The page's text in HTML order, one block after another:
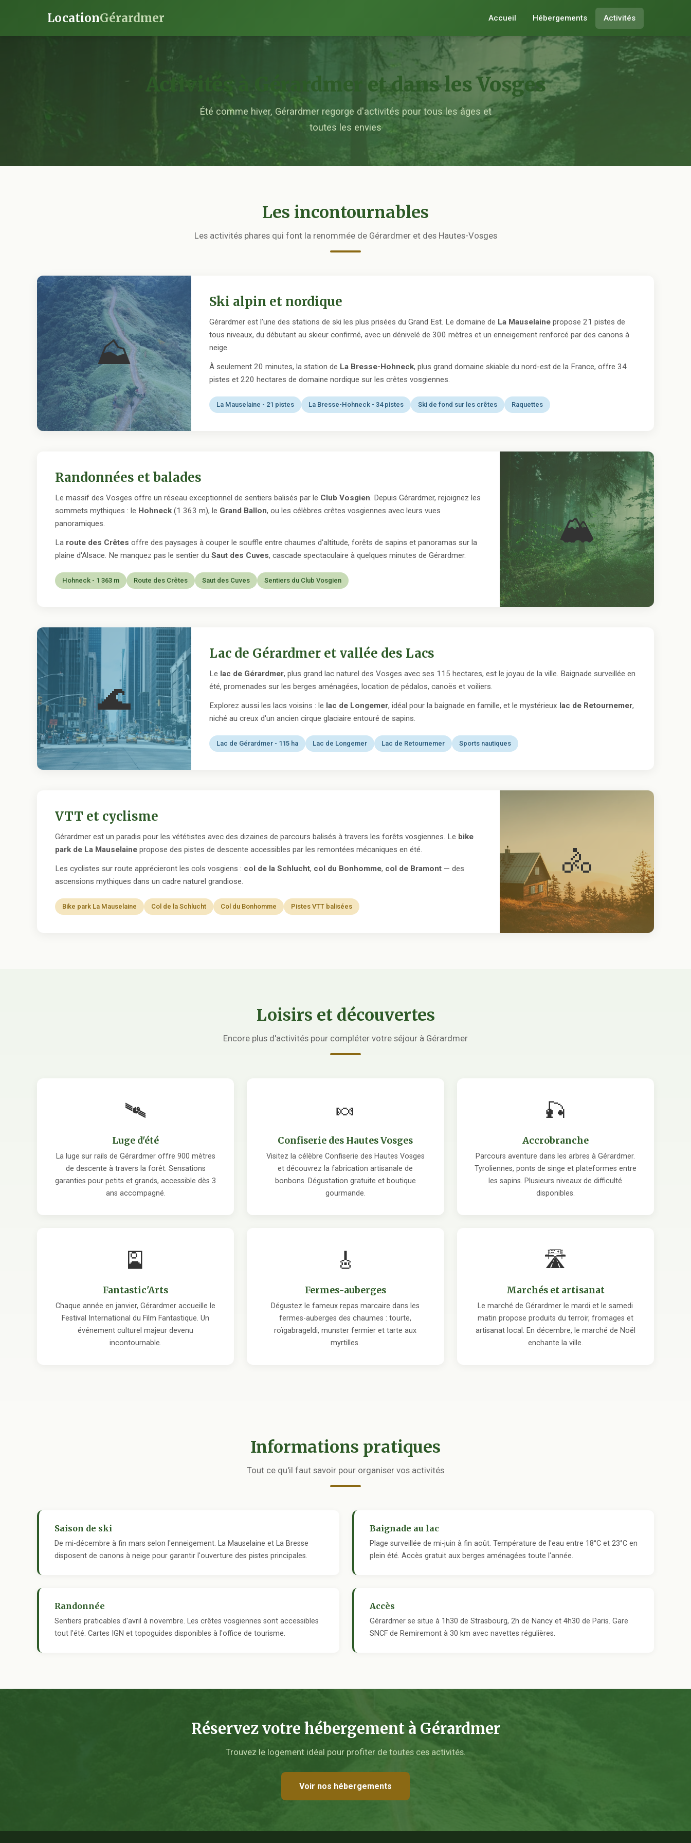
LocationGérardmer Accueil Hébergements Activités
Activités à Gérardmer et dans les Vosges
Été comme hiver, Gérardmer regorge d'activités pour tous les âges et
toutes les envies
Les incontournables
Les activités phares qui font la renommée de Gérardmer et des Hautes-Vosges
⛰
Ski alpin et nordique
Gérardmer est l'une des stations de ski les plus prisées du Grand Est. Le domaine de La Mauselaine propose 21 pistes de
tous niveaux, du débutant au skieur confirmé, avec un dénivelé de 300 mètres et un enneigement renforcé par des canons à
neige.
À seulement 20 minutes, la station de La Bresse-Hohneck, plus grand domaine skiable du nord-est de la France, offre 34
pistes et 220 hectares de domaine nordique sur les crêtes vosgiennes.
La Mauselaine - 21 pistes La Bresse-Hohneck - 34 pistes Ski de fond sur les crêtes Raquettes
🏔
Randonnées et balades
Le massif des Vosges offre un réseau exceptionnel de sentiers balisés par le Club Vosgien. Depuis Gérardmer, rejoignez les
sommets mythiques : le Hohneck(1 363 m), le Grand Ballon, ou les célèbres crêtes vosgiennes avec leurs vues
panoramiques.
La route des Crêtes offre des paysages à couper le souffle entre chaumes d'altitude, forêts de sapins et panoramas sur la
plaine d'Alsace. Ne manquez pas le sentier du Saut des Cuves, cascade spectaculaire à quelques minutes de Gérardmer.
Hohneck - 1 363 m Route des Crêtes Saut des Cuves Sentiers du Club Vosgien
🌊
Lac de Gérardmer et vallée des Lacs
Le lac de Gérardmer, plus grand lac naturel des Vosges avec ses 115 hectares, est le joyau de la ville. Baignade surveillée en
été, promenades sur les berges aménagées, location de pédalos, canoës et voiliers.
Explorez aussi les lacs voisins : le lac de Longemer, idéal pour la baignade en famille, et le mystérieux lac de Retournemer,
niché au creux d'un ancien cirque glaciaire entouré de sapins.
Lac de Gérardmer - 115 ha Lac de Longemer Lac de Retournemer Sports nautiques
🚴
VTT et cyclisme
Gérardmer est un paradis pour les vététistes avec des dizaines de parcours balisés à travers les forêts vosgiennes. Le bike
park de La Mauselaine propose des pistes de descente accessibles par les remontées mécaniques en été.
Les cyclistes sur route apprécieront les cols vosgiens : col de la Schlucht, col du Bonhomme, col de Bramont — des
ascensions mythiques dans un cadre naturel grandiose.
Bike park La Mauselaine Col de la Schlucht Col du Bonhomme Pistes VTT balisées
Loisirs et découvertes
Encore plus d'activités pour compléter votre séjour à Gérardmer
🛰
Luge d'été
La luge sur rails de Gérardmer offre 900 mètres
de descente à travers la forêt. Sensations
garanties pour petits et grands, accessible dès 3
ans accompagné.
🍬
Confiserie des Hautes Vosges
Visitez la célèbre Confiserie des Hautes Vosges
et découvrez la fabrication artisanale de
bonbons. Dégustation gratuite et boutique
gourmande.
🎣
Accrobranche
Parcours aventure dans les arbres à Gérardmer.
Tyroliennes, ponts de singe et plateformes entre
les sapins. Plusieurs niveaux de difficulté
disponibles.
🎴
Fantastic'Arts
Chaque année en janvier, Gérardmer accueille le
Festival International du Film Fantastique. Un
événement culturel majeur devenu
incontournable.
🎸
Fermes-auberges
Dégustez le fameux repas marcaire dans les
fermes-auberges des chaumes : tourte,
roïgabrageldi, munster fermier et tarte aux
myrtilles.
🛣
Marchés et artisanat
Le marché de Gérardmer le mardi et le samedi
matin propose produits du terroir, fromages et
artisanat local. En décembre, le marché de Noël
enchante la ville.
Informations pratiques
Tout ce qu'il faut savoir pour organiser vos activités
Saison de ski
De mi-décembre à fin mars selon l'enneigement. La Mauselaine et La Bresse
disposent de canons à neige pour garantir l'ouverture des pistes principales.
Baignade au lac
Plage surveillée de mi-juin à fin août. Température de l'eau entre 18°C et 23°C en
plein été. Accès gratuit aux berges aménagées toute l'année.
Randonnée
Sentiers praticables d'avril à novembre. Les crêtes vosgiennes sont accessibles
tout l'été. Cartes IGN et topoguides disponibles à l'office de tourisme.
Accès
Gérardmer se situe à 1h30 de Strasbourg, 2h de Nancy et 4h30 de Paris. Gare
SNCF de Remiremont à 30 km avec navettes régulières.
Réservez votre hébergement à Gérardmer
Trouvez le logement idéal pour profiter de toutes ces activités.
Voir nos hébergements